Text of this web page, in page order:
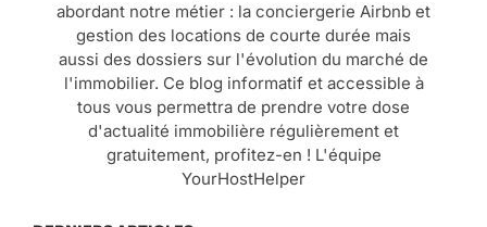
abordant notre métier : la conciergerie Airbnb et
gestion des locations de courte durée mais
aussi des dossiers sur l'évolution du marché de
l'immobilier. Ce blog informatif et accessible à
tous vous permettra de prendre votre dose
d'actualité immobilière régulièrement et
gratuitement, profitez-en ! L'équipe
YourHostHelper